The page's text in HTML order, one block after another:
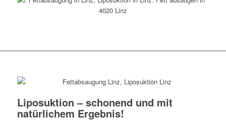
Liposuktion – schonend und mit
natürlichem Ergebnis!